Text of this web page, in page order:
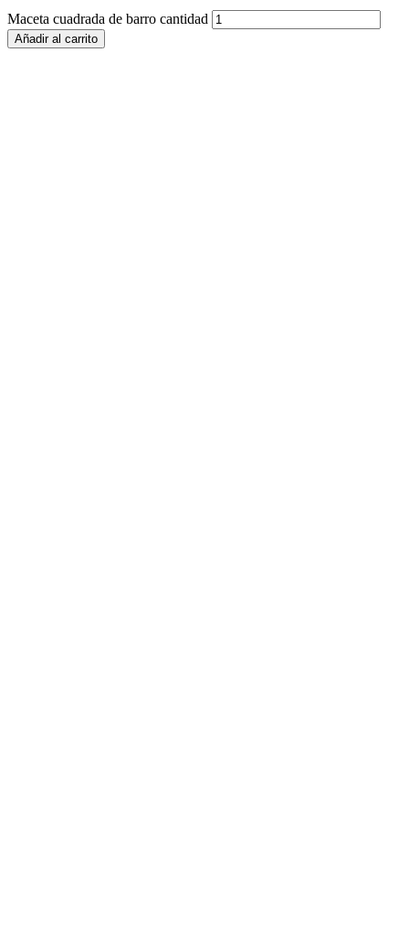
Maceta cuadrada de barro cantidad
Añadir al carrito